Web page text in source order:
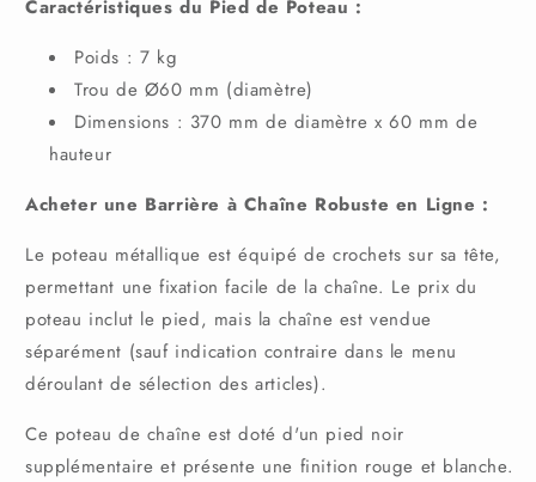
Caractéristiques du Pied de Poteau :
Poids : 7 kg
Trou de Ø60 mm (diamètre)
Dimensions : 370 mm de diamètre x 60 mm de
hauteur
Acheter une Barrière à Chaîne Robuste en Ligne :
Le poteau métallique est équipé de crochets sur sa tête,
permettant une fixation facile de la chaîne. Le prix du
poteau inclut le pied, mais la chaîne est vendue
séparément (sauf indication contraire dans le menu
déroulant de sélection des articles).
Ce poteau de chaîne est doté d'un pied noir
supplémentaire et présente une finition rouge et blanche.